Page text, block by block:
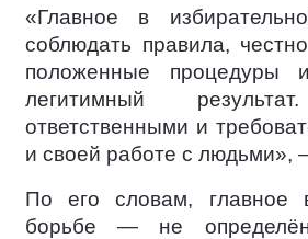
«Главное в
соблюдать правила,
положенные процедуры
легитимный
ответственными и
и своей работе с людьми»,
По его словам, главное
борьбе — не